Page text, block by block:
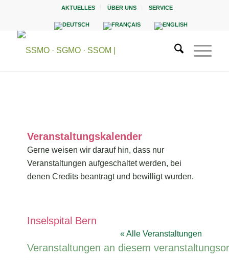
AKTUELLES ÜBER UNS SERVICE
Veranstaltungskalender
Gerne weisen wir darauf hin, dass nur
Veranstaltungen aufgeschaltet werden, bei
denen Credits beantragt und bewilligt wurden.
Inselspital Bern
« Alle Veranstaltungen
Veranstaltungen an diesem